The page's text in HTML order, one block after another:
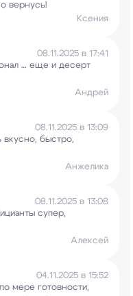
вернусь!
Ксения
08.11.2025 в 17:41
… еще и десерт
Андрей
08.11.2025 в 13:09
вкусно, быстро,
Анжелика
08.11.2025 в 13:08
супер,
Алексей
04.11.2025 в 15:52
мере готовности,